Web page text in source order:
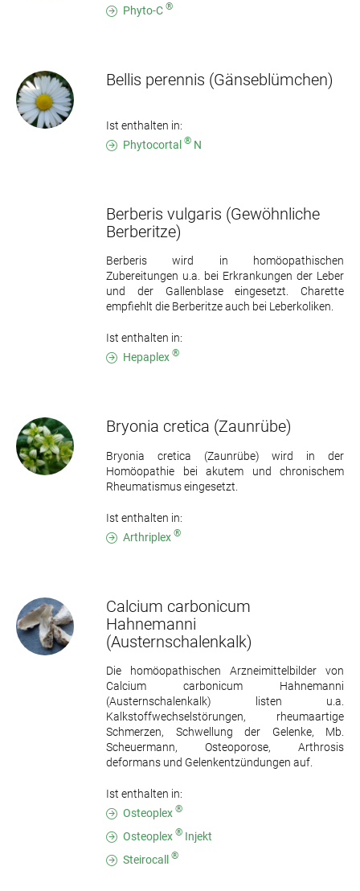
Phyto-C ®
Bellis perennis (Gänseblümchen)
Ist enthalten in:
Phytocortal ® N
Berberis vulgaris (Gewöhnliche
Berberitze)
Berberis wird in homöopathischen
Zubereitungen u.a. bei Erkrankungen der Leber
und der Gallenblase eingesetzt. Charette
empfiehlt die Berberitze auch bei Leberkoliken.
Ist enthalten in:
Hepaplex ®
Bryonia cretica (Zaunrübe)
Bryonia cretica (Zaunrübe) wird in der
Homöopathie bei akutem und chronischem
Rheumatismus eingesetzt.
Ist enthalten in:
Arthriplex ®
Calcium carbonicum
Hahnemanni
(Austernschalenkalk)
Die homöopathischen Arzneimittelbilder von
Calcium carbonicum Hahnemanni
(Austernschalenkalk) listen u.a.
Kalkstoffwechselstörungen, rheumaartige
Schmerzen, Schwellung der Gelenke, Mb.
Scheuermann, Osteoporose, Arthrosis
deformans und Gelenkentzündungen auf.
Ist enthalten in:
Osteoplex ®
Osteoplex ® Injekt
Steirocall ®